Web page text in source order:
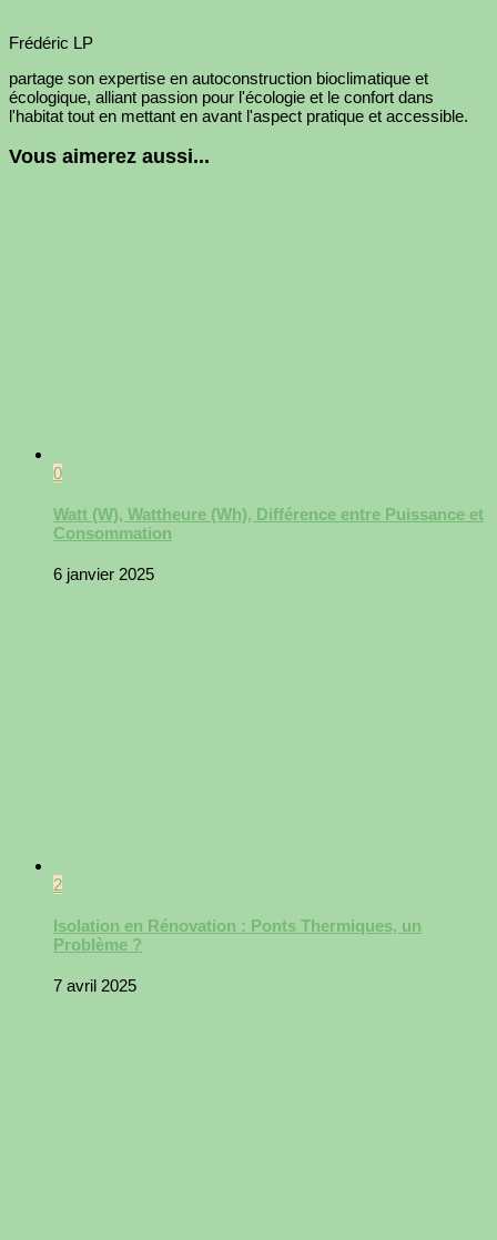
Frédéric LP
partage son expertise en autoconstruction bioclimatique et
écologique, alliant passion pour l'écologie et le confort dans
l'habitat tout en mettant en avant l'aspect pratique et accessible.
Vous aimerez aussi...
0
Watt (W), Wattheure (Wh), Différence entre Puissance et
Consommation
6 janvier 2025
2
Isolation en Rénovation : Ponts Thermiques, un
Problème ?
7 avril 2025